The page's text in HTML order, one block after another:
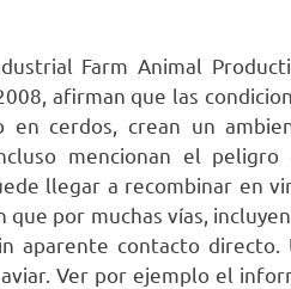
Farm Animal
afirman que las
cerdos, crean un
mencionan el peligro
llegar a recombinar en
por muchas vías,
aparente contacto directo.
Ver por ejemplo el